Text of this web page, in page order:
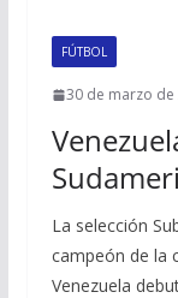
FÚTBOL
30 de marzo de
La selección
campeón de la
Venezuela